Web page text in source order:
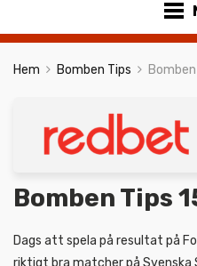
Hem Bomben Tips
Bomben Tips
Dags att spela på resultat på
riktigt bra matcher på Svenska